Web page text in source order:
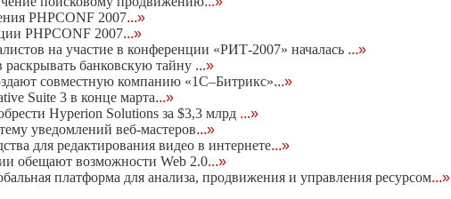
PHPCONF 2007...»
PHPCONF 2007...»
на участие в конференции «РИТ-2007» началась ...»
банковскую тайну ...»
совместную компанию «1С–Битрикс»...»
Suite 3 в конце марта...»
Hyperion Solutions за $3,3 млрд ...»
уведомлений веб-мастеров...»
для редактирования видео в интернете...»
обещают возможности Web 2.0...»
платформа для анализа, продвижения и управления ресурсом...»